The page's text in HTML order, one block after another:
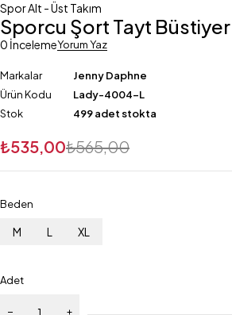
Spor Alt - Üst Takım
Sporcu Şort Tayt
0 İncelemeYorum Yaz
Markalar
Jenny Daphne
Ürün Kodu
Lady-4004-L
Stok
499 adet stokta
₺565,00
₺535,00
Beden
M L XL
Adet